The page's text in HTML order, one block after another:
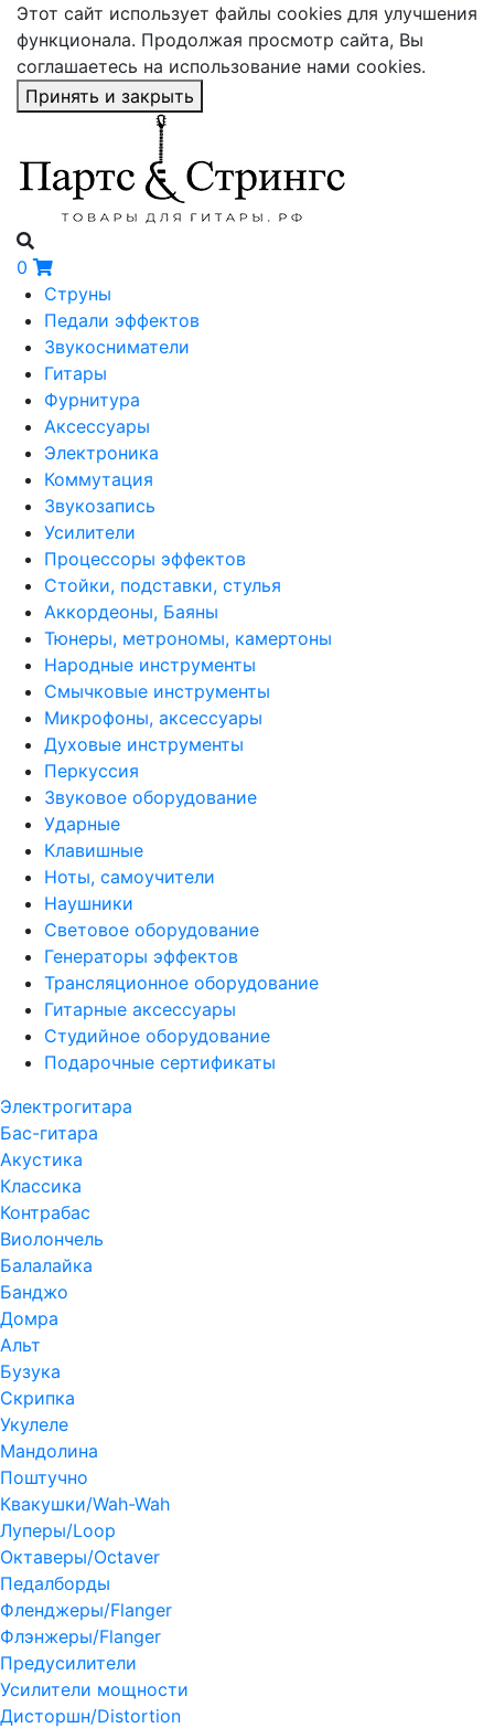
Этот сайт использует файлы cookies для улучшения
функционала. Продолжая просмотр сайта, Вы
соглашаетесь на использование нами cookies.
Принять и закрыть
0
Струны
Педали эффектов
Звукосниматели
Гитары
Фурнитура
Аксессуары
Электроника
Коммутация
Звукозапись
Усилители
Процессоры эффектов
Стойки, подставки, стулья
Аккордеоны, Баяны
Тюнеры, метрономы, камертоны
Народные инструменты
Смычковые инструменты
Микрофоны, аксессуары
Духовые инструменты
Перкуссия
Звуковое оборудование
Ударные
Клавишные
Ноты, самоучители
Наушники
Световое оборудование
Генераторы эффектов
Трансляционное оборудование
Гитарные аксессуары
Студийное оборудование
Подарочные сертификаты
Электрогитара
Бас-гитара
Акустика
Классика
Контрабас
Виолончель
Балалайка
Банджо
Домра
Альт
Бузука
Скрипка
Укулеле
Мандолина
Поштучно
Квакушки/Wah-Wah
Луперы/Loop
Октаверы/Octaver
Педалборды
Фленджеры/Flanger
Флэнжеры/Flanger
Предусилители
Усилители мощности
Дисторшн/Distortion